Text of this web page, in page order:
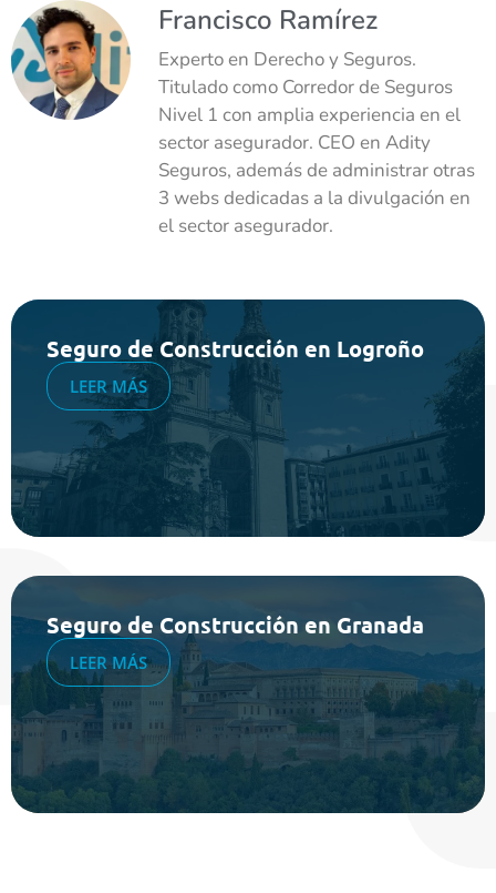
Francisco Ramírez
Experto en Derecho y Seguros.
Titulado como Corredor de Seguros
Nivel 1 con amplia experiencia en el
sector asegurador. CEO en Adity
Seguros, además de administrar otras
3 webs dedicadas a la divulgación en
el sector asegurador.
Seguro de Construcción en Logroño
LEER MÁS
Seguro de Construcción en Granada
LEER MÁS